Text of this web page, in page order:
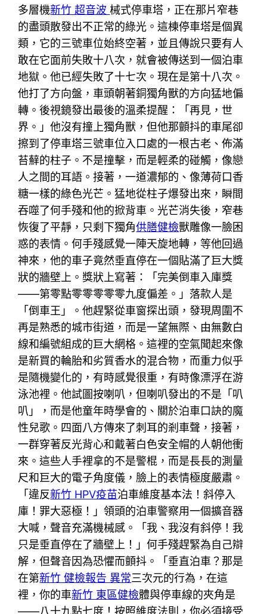
多層機新竹 超音波械式停車塔，正在那片窄巷
的盡頭散發出不正常的綠光。這棟停車塔是個異
類，它的三號車位始終空著，並且傳說只要有人
敢在它面前失敗十八次，就會被傳送到一個泊車
地獄。他已經失敗了十七次。現在是第十八次。
他打了方向盤，車頭朝著銅獨角獸的方向猛地偏
轉。後視鏡發出最後的溫柔提醒：「再見，世
界。」他沒有撞上獨角獸，但他那顫抖的車尾卻
擦到了停車塔三號車位入口處的一根古老、佈滿
苔蘚的柱子。不是撞擊，而是輕柔的碰觸，像戀
人之間的耳語。接著，一道濃郁的、像薄荷口香
糖一樣的綠色光芒。猛地從柱子爆發出來，瞬間
吞噬了何手殘和他的掀背車。光芒消失後，窄巷
恢復了平靜，只剩下獨角供膳健檢獸雕像一臉困
惑的表情。何手殘感覺一陣天旋地轉，等他回過
神來，他的車子竟然垂直停在一個貼滿了巨大獎
狀的牆壁上。獎狀上寫著：「完美倒車入庫獎
——第零點零零零零零九度偏差。」落款人是
「倒車王」。他趕緊從車窗探出頭，發現周圍不
再是熟悉的城市街道，而是一望無際、由無數白
線和編號組成的巨大網格。這裡的空氣聞起來像
是新買的輪胎和劣質香水的混合物，而重力似乎
是隨機變化的，有時感覺很重，有時像漂浮在游
泳池裡。他試圖按喇叭，但喇叭發出的不是「叭
叭」，而是他童年時學會的、關於泊車口訣的魔
性兒歌。四面八方傳來了刺耳的剎車聲，接著，
一群穿著反光背心和戴著白色安全帽的人朝他衝
來。這些人手裡拿的不是警棍，而是長長的測量
尺和巨大的電子角度儀，臉上的表情極度嚴肅。
「違反新竹 HPV疫苗泊車維度基本法！斜停入
庫！罪大惡極！」領頭的泊車警察用一個擴音器
大喊，聲音充滿機械感。「我、我沒有斜停！我
只是垂直停在了牆壁上！」何手殘趕緊為自己辯
解，但聲音因為恐懼而顫抖。「垂直泊車？那是
在第新竹 健檢報告 異常三次元的行為，在這
裡，你的車新竹 東區健檢體與停車線的夾角是
——八十九點七度！按照維度法則，你必須接受